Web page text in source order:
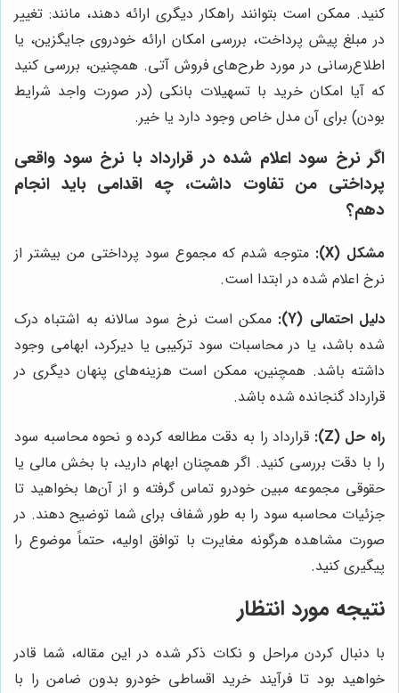
کنید. ممکن است بتوانند راهکار دیگری ارائه دهند، مانند: تغییر
در مبلغ پیش پرداخت، بررسی امکان ارائه خودروی جایگزین، یا
اطلاع‌رسانی در مورد طرح‌های فروش آتی. همچنین، بررسی کنید
که آیا امکان خرید با تسهیلات بانکی (در صورت واجد شرایط
بودن) برای آن مدل خاص وجود دارد یا خیر.
اگر نرخ سود اعلام شده در قرارداد با نرخ سود واقعی
پرداختی من تفاوت داشت، چه اقدامی باید انجام
دهم؟
مشکل (X):
متوجه شدم که مجموع سود پرداختی من بیشتر از
نرخ اعلام شده در ابتدا است.
دلیل احتمالی (Y):
ممکن است نرخ سود سالانه به اشتباه درک
شده باشد، یا در محاسبات سود ترکیبی یا دیرکرد، ابهامی وجود
داشته باشد. همچنین، ممکن است هزینه‌های پنهان دیگری در
قرارداد گنجانده شده باشد.
راه حل (Z):
قرارداد را به دقت مطالعه کرده و نحوه محاسبه سود
را با دقت بررسی کنید. اگر همچنان ابهام دارید، با بخش مالی یا
حقوقی مجموعه مبین خودرو تماس گرفته و از آن‌ها بخواهید تا
جزئیات محاسبه سود را به طور شفاف برای شما توضیح دهند. در
صورت مشاهده هرگونه مغایرت با توافق اولیه، حتماً موضوع را
پیگیری کنید.
نتیجه مورد انتظار
با دنبال کردن مراحل و نکات ذکر شده در این مقاله، شما قادر
خواهید بود تا فرآیند خرید اقساطی خودرو بدون ضامن را با